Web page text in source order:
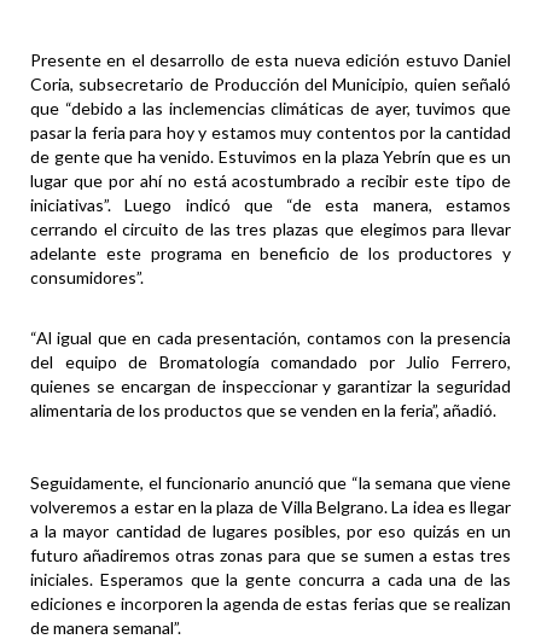
Presente en el desarrollo de esta nueva edición estuvo Daniel
Coria, subsecretario de Producción del Municipio, quien señaló
que “debido a las inclemencias climáticas de ayer, tuvimos que
pasar la feria para hoy y estamos muy contentos por la cantidad
de gente que ha venido. Estuvimos en la plaza Yebrín que es un
lugar que por ahí no está acostumbrado a recibir este tipo de
iniciativas”. Luego indicó que “de esta manera, estamos
cerrando el circuito de las tres plazas que elegimos para llevar
adelante este programa en beneficio de los productores y
consumidores”.
“Al igual que en cada presentación, contamos con la presencia
del equipo de Bromatología comandado por Julio Ferrero,
quienes se encargan de inspeccionar y garantizar la seguridad
alimentaria de los productos que se venden en la feria”, añadió.
Seguidamente, el funcionario anunció que “la semana que viene
volveremos a estar en la plaza de Villa Belgrano. La idea es llegar
a la mayor cantidad de lugares posibles, por eso quizás en un
futuro añadiremos otras zonas para que se sumen a estas tres
iniciales. Esperamos que la gente concurra a cada una de las
ediciones e incorporen la agenda de estas ferias que se realizan
de manera semanal”.